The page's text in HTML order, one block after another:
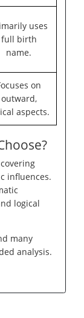
uses
full birth
name.
on
outward,
aspects.
influences.
logical
many
analysis.